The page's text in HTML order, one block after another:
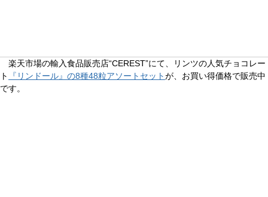
楽天市場の輸入食品販売店“CEREST”にて、リンツの人気チョコレー
ト
『リンドール』の8種48粒アソートセットが、お買い得価格で販売中
です。